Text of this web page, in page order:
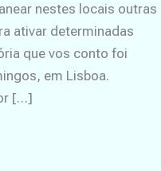
nestes locais outras
ativar determinadas
que vos conto foi
em Lisboa.
[…]